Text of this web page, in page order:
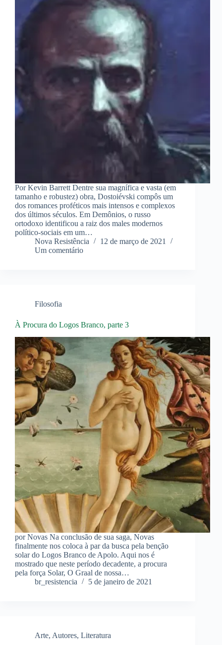
Por Kevin Barrett Dentre sua magnífica e vasta (em
tamanho e robustez) obra, Dostoiévski compôs um
dos romances proféticos mais intensos e complexos
dos últimos séculos. Em Demônios, o russo
ortodoxo identificou a raiz dos males modernos
político-sociais em um…
Nova Resistência
12 de março de 2021
Um comentário
Filosofia
À Procura do Logos Branco, parte 3
por Novas Na conclusão de sua saga, Novas
finalmente nos coloca à par da busca pela benção
solar do Logos Branco de Apolo. Aqui nos é
mostrado que neste período decadente, a procura
pela força Solar, O Graal de nossa…
br_resistencia
5 de janeiro de 2021
Arte, Autores, Literatura